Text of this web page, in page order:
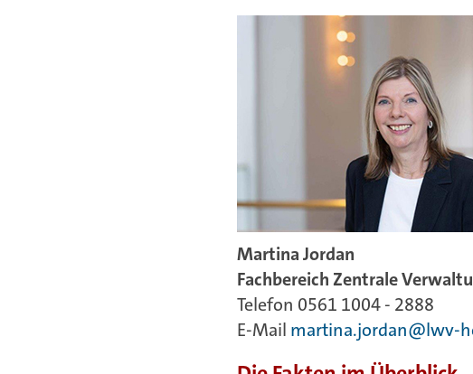
Martina Jordan
Fachbereich Zentrale
Telefon 0561 1004 - 2888
E-Mail martina.jordan@lwv-